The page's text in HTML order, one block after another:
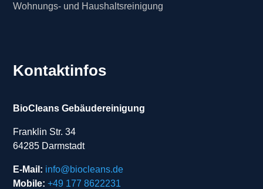
Wohnungs- und Haushaltsreinigung
Kontaktinfos
BioCleans Gebäudereinigung
Franklin Str. 34
64285 Darmstadt
E-Mail: info@biocleans.de
Mobile: +49 177 8622231